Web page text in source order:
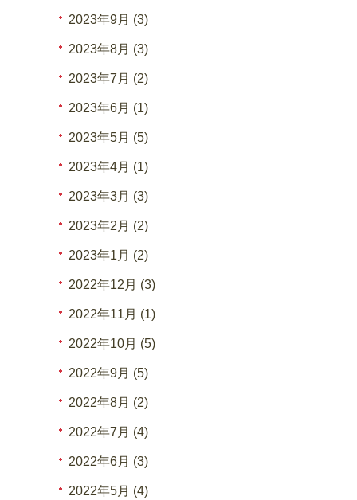
2023年9月 (3)
2023年8月 (3)
2023年7月 (2)
2023年6月 (1)
2023年5月 (5)
2023年4月 (1)
2023年3月 (3)
2023年2月 (2)
2023年1月 (2)
2022年12月 (3)
2022年11月 (1)
2022年10月 (5)
2022年9月 (5)
2022年8月 (2)
2022年7月 (4)
2022年6月 (3)
2022年5月 (4)